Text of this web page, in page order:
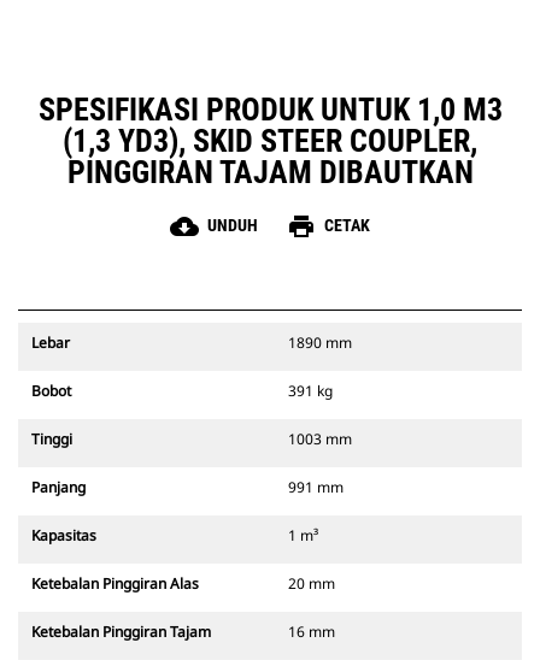
SPESIFIKASI PRODUK UNTUK 1,0 M3
(1,3 YD3), SKID STEER COUPLER,
PINGGIRAN TAJAM DIBAUTKAN
cloud_download UNDUH print CETAK
Lebar 1890 mm
Bobot 391 kg
Tinggi 1003 mm
Panjang 991 mm
Kapasitas 1 m³
Ketebalan Pinggiran Alas 20 mm
Ketebalan Pinggiran Tajam 16 mm